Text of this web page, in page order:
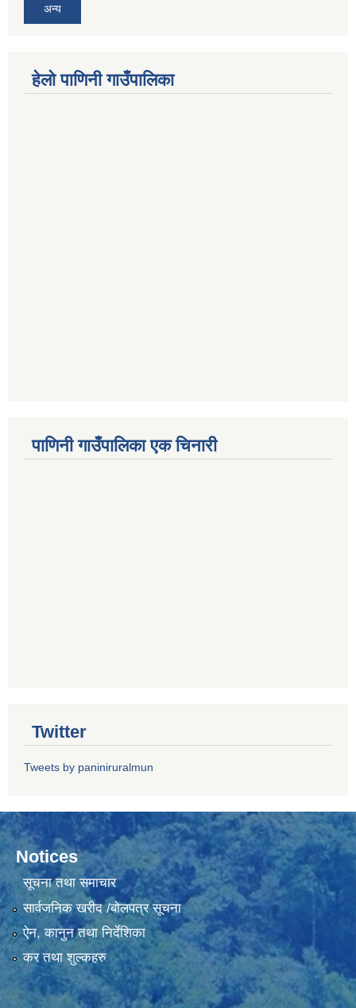
अन्य
हेलो पाणिनी गाउँपालिका
पाणिनी गाउँपालिका एक चिनारी
Twitter
Tweets by paniniruralmun
Notices
सूचना तथा समाचार
सार्वजनिक खरीद /बोलपत्र सूचना
ऐन, कानुन तथा निर्देशिका
कर तथा शुल्कहरु